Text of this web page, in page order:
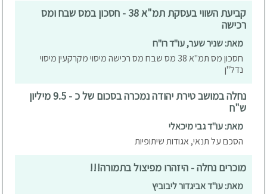
קביעת השווי בעסקת תמ"א 38 - חסכון במס שבח ומס
רכישה
מאת: שניר שער, עו"ד רו"ח
חסכון מס תמ"א 38 מס שבח מס רכישה מיסוי מקרקעין מיסוי
נדל"ן
נחלה במושב טירת יהודה נמכרה בסכום של כ - 9.5 מיליון
ש"ח
מאת: עו"ד גבי מיכאלי
הסכם על תנאי, אגודות שיתופיות
מוכרים נחלה - היזהרו מפיצול בתמורה!!!
מאת: עו"ד אביגדור ליבוביץ